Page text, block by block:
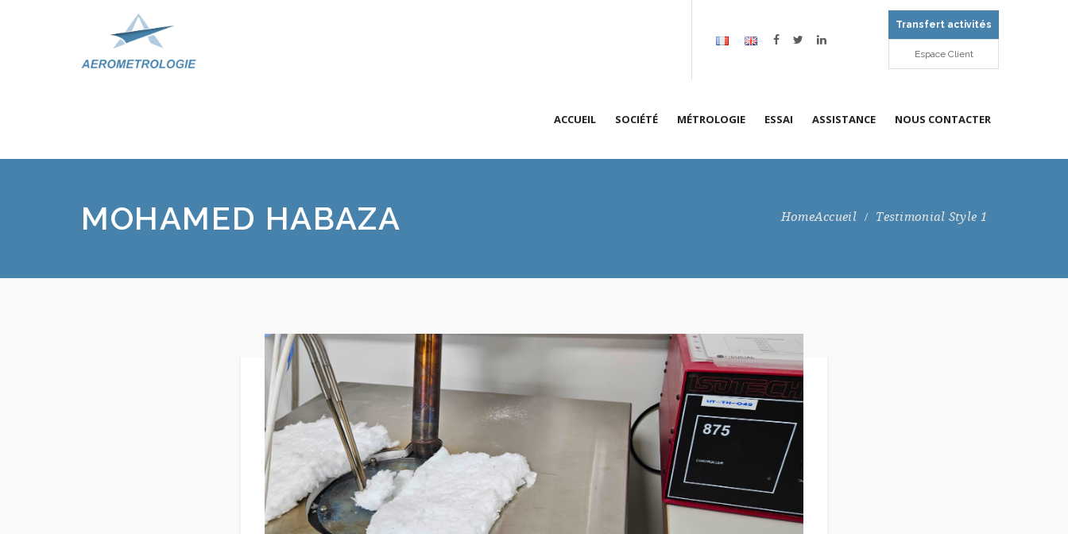
Transfert activités
Espace Client
ACCUEIL SOCIÉTÉ
Liens et Partenaires
MÉTROLOGIE
Tachymétrie, temps et
fréquences
Thermométrie
Débitmètre liquide
Mesures électriques
Couple, dimensionnel et
analyseur d’Oxygène
ESSAI
Enceintes / bains / stérilisateurs
ASSISTANCE
Formations
NOUS CONTACTER
Demande de devis
MOHAMED HABAZA Accueil Testimonial Style 1